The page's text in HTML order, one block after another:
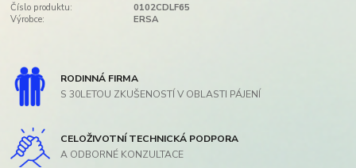
Číslo produktu:
0102CDLF65
Výrobce:
ERSA
RODINNÁ FIRMA
S 30LETOU ZKUŠENOSTÍ V OBLASTI PÁJENÍ
CELOŽIVOTNÍ TECHNICKÁ PODPORA
A ODBORNÉ KONZULTACE